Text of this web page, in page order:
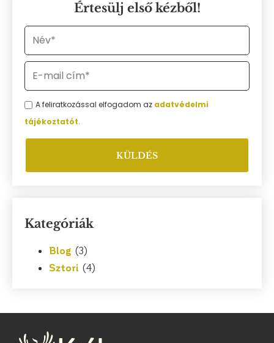
Értesülj első kézből!
A feliratkozással elfogadom az adatvédelmi
tájékoztatót.
KÜLDÉS
Kategóriák
Blog (3)
Sztori (4)